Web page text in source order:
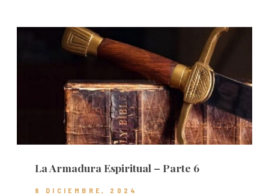
La Armadura Espiritual – Parte 6
8 DICIEMBRE, 2024